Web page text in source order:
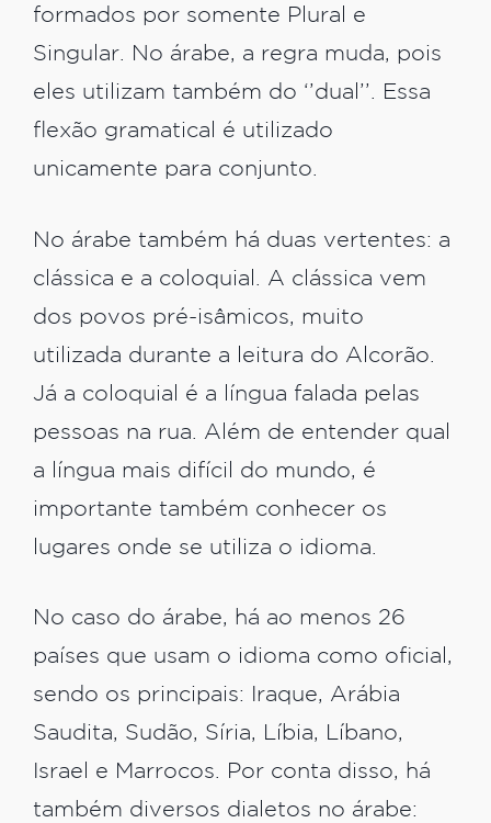
formados por somente Plural e
Singular. No árabe, a regra muda, pois
eles utilizam também do ‘’dual’’. Essa
flexão gramatical é utilizado
unicamente para conjunto.
No árabe também há duas vertentes: a
clássica e a coloquial. A clássica vem
dos povos pré-isâmicos, muito
utilizada durante a leitura do Alcorão.
Já a coloquial é a língua falada pelas
pessoas na rua. Além de entender qual
a língua mais difícil do mundo, é
importante também conhecer os
lugares onde se utiliza o idioma.
No caso do árabe, há ao menos 26
países que usam o idioma como oficial,
sendo os principais: Iraque, Arábia
Saudita, Sudão, Síria, Líbia, Líbano,
Israel e Marrocos. Por conta disso, há
também diversos dialetos no árabe: